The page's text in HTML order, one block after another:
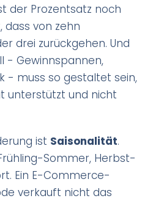
der Prozentsatz noch
dass von zehn
drei zurückgehen. Und
- Gewinnspannen,
- muss so gestaltet sein,
unterstützt und nicht
ist Saisonalität.
Sommer, Herbst-
Ein E-Commerce-
verkauft nicht das